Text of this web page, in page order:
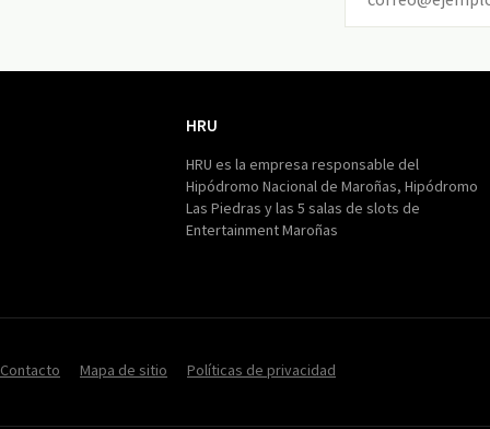
HRU
HRU es la empresa responsable del
Hipódromo Nacional de Maroñas, Hipódromo
Las Piedras y las 5 salas de slots de
Entertainment Maroñas
Contacto Mapa de sitio Políticas de privacidad